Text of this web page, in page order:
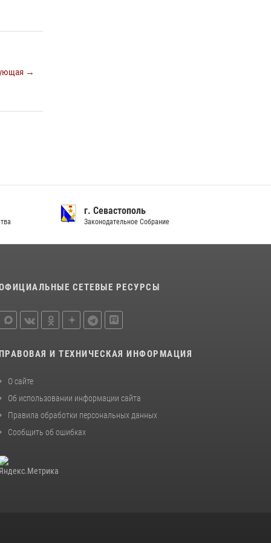
→
г. Севастополь
Законодательное Собрание
СЕТЕВЫЕ РЕСУРСЫ
ПРАВОВАЯ И ТЕХНИЧЕСКАЯ ИНФОРМАЦИЯ
О сайте
Об использовании информации сайта
Правила обработки персональных данных
Сообщить об ошибках